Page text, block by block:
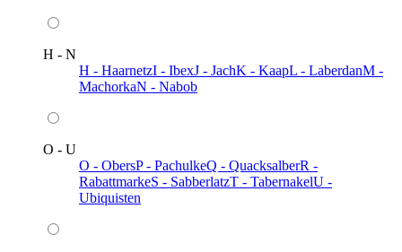
H - N
H - HaarnetzI - IbexJ - JachK - KaapL - LaberdanM -
MachorkaN - Nabob
O - U
O - ObersP - PachulkeQ - QuacksalberR -
RabattmarkeS - SabberlatzT - TabernakelU -
Ubiquisten